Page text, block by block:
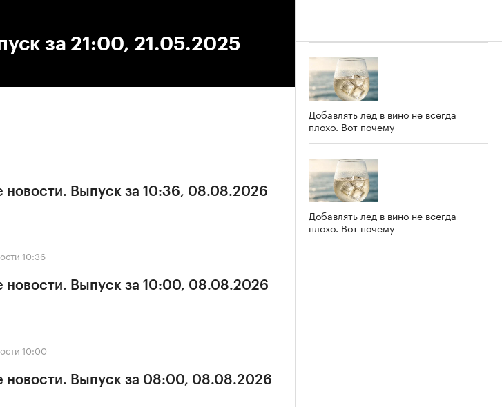
за 21:00, 21.05.2025
новости. Выпуск за 10:36, 08.08.2026
10:36
новости. Выпуск за 10:00, 08.08.2026
10:00
новости. Выпуск за 08:00, 08.08.2026
Добавлять лед в вино не всегда
плохо. Вот почему
Добавлять лед в вино не всегда
плохо. Вот почему